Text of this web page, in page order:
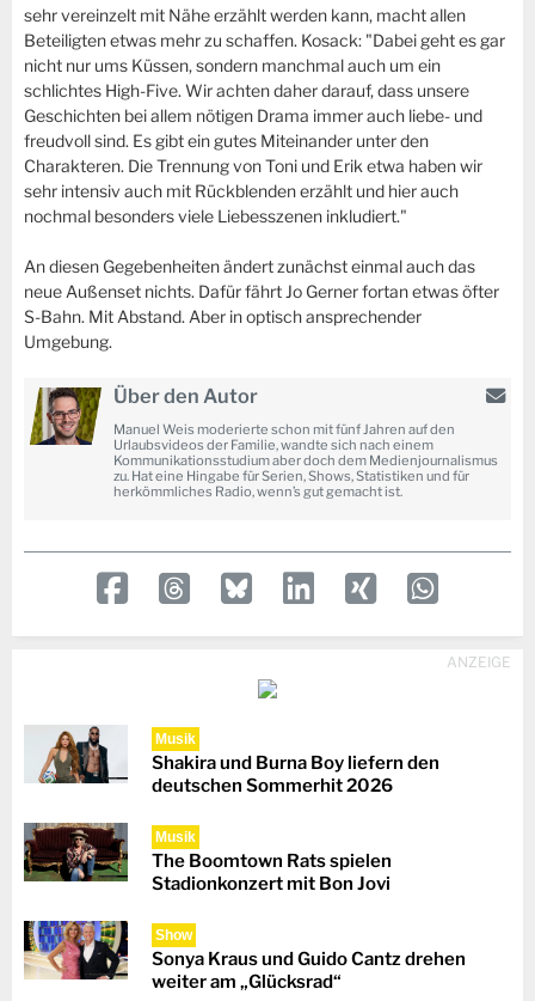
sehr vereinzelt mit Nähe erzählt werden kann, macht allen
Beteiligten etwas mehr zu schaffen. Kosack: "Dabei geht es gar
nicht nur ums Küssen, sondern manchmal auch um ein
schlichtes High-Five. Wir achten daher darauf, dass unsere
Geschichten bei allem nötigen Drama immer auch liebe- und
freudvoll sind. Es gibt ein gutes Miteinander unter den
Charakteren. Die Trennung von Toni und Erik etwa haben wir
sehr intensiv auch mit Rückblenden erzählt und hier auch
nochmal besonders viele Liebesszenen inkludiert."
An diesen Gegebenheiten ändert zunächst einmal auch das
neue Außenset nichts. Dafür fährt Jo Gerner fortan etwas öfter
S-Bahn. Mit Abstand. Aber in optisch ansprechender
Umgebung.
Über den Autor
Manuel Weis moderierte schon mit fünf Jahren auf den
Urlaubsvideos der Familie, wandte sich nach einem
Kommunikationsstudium aber doch dem Medienjournalismus
zu. Hat eine Hingabe für Serien, Shows, Statistiken und für
herkömmliches Radio, wenn’s gut gemacht ist.
ANZEIGE
Musik
Shakira und Burna Boy liefern den
deutschen Sommerhit 2026
Musik
The Boomtown Rats spielen
Stadionkonzert mit Bon Jovi
Show
Sonya Kraus und Guido Cantz drehen
weiter am „Glücksrad“